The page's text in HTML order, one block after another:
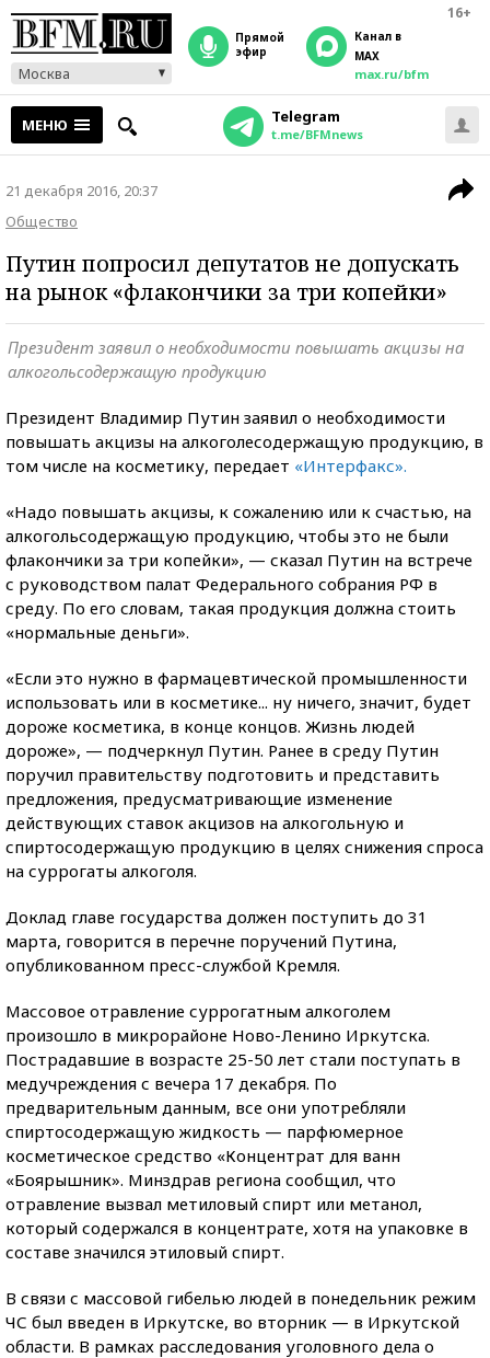
16+
Москва
прямой
эфир
Канал в
MAX
max.ru/bfm
МЕНЮ Telegram
t.me/BFMnews
21 декабря 2016, 20:37
Общество
Путин попросил депутатов не допускать
на рынок «флакончики за три копейки»
Президент заявил о необходимости повышать акцизы на
алкогольсодержащую продукцию
Президент Владимир Путин заявил о необходимости
повышать акцизы на алкоголесодержащую продукцию, в
том числе на косметику, передает «Интерфакс».
«Надо повышать акцизы, к сожалению или к счастью, на
алкогольсодержащую продукцию, чтобы это не были
флакончики за три копейки», — сказал Путин на встрече
с руководством палат Федерального собрания РФ в
среду. По его словам, такая продукция должна стоить
«нормальные деньги».
«Если это нужно в фармацевтической промышленности
использовать или в косметике... ну ничего, значит, будет
дороже косметика, в конце концов. Жизнь людей
дороже», — подчеркнул Путин. Ранее в среду Путин
поручил правительству подготовить и представить
предложения, предусматривающие изменение
действующих ставок акцизов на алкогольную и
спиртосодержащую продукцию в целях снижения спроса
на суррогаты алкоголя.
Доклад главе государства должен поступить до 31
марта, говорится в перечне поручений Путина,
опубликованном пресс-службой Кремля.
Массовое отравление суррогатным алкоголем
произошло в микрорайоне Ново-Ленино Иркутска.
Пострадавшие в возрасте 25-50 лет стали поступать в
медучреждения с вечера 17 декабря. По
предварительным данным, все они употребляли
спиртосодержащую жидкость — парфюмерное
косметическое средство «Концентрат для ванн
«Боярышник». Минздрав региона сообщил, что
отравление вызвал метиловый спирт или метанол,
который содержался в концентрате, хотя на упаковке в
составе значился этиловый спирт.
В связи с массовой гибелью людей в понедельник режим
ЧС был введен в Иркутске, во вторник — в Иркутской
области. В рамках расследования уголовного дела о